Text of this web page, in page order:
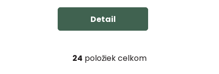
Detail
O
24 položiek celkom